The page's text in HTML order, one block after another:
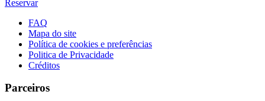
Reservar
FAQ
Mapa do site
Política de cookies e preferências
Politica de Privacidade
Créditos
Parceiros